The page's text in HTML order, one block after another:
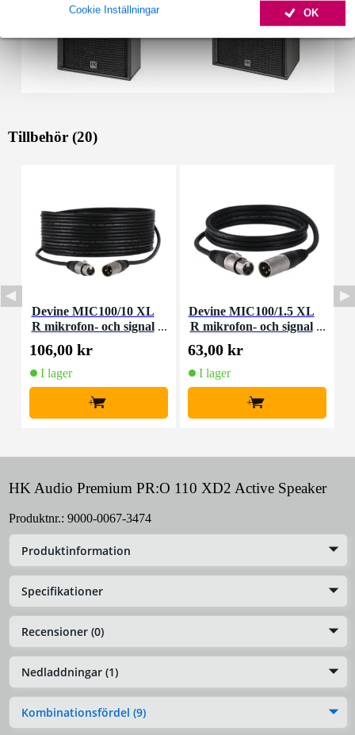
OK
Cookie Inställningar
Tillbehör (20)
Devine MIC100/10 XL
R mikrofon- och signal
kabel 10 meter
106,00 kr
I lager
+
Devine MIC100/1.5 XL
R mikrofon- och signal
kabel 1,5 meter
63,00 kr
I lager
+
HK Audio Premium PR:O 110 XD2 Active Speaker
Produktnr.: 9000-0067-3474
Produktinformation
Specifikationer
Recensioner (0)
Nedladdningar (1)
Kombinationsfördel (9)